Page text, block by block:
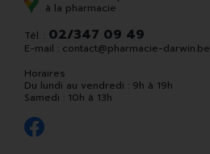
à la pharmacie
Tél. : 02/347 09 49
E-mail : contact@pharmacie-darwin.be
Horaires
Du lundi au vendredi : 9h à 19h
Samedi : 10h à 13h